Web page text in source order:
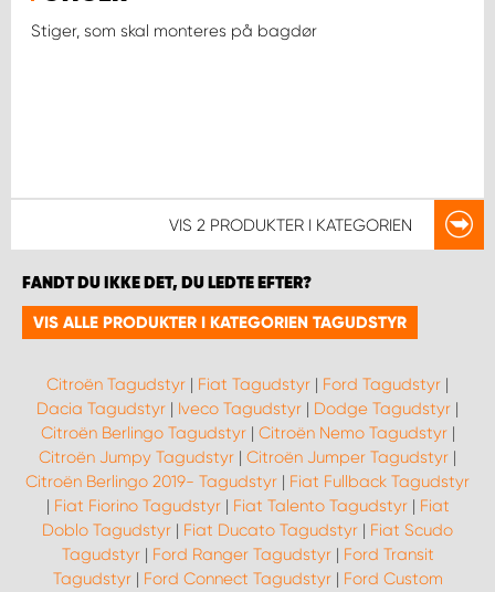
Stiger, som skal monteres på bagdør
VIS 2 PRODUKTER I KATEGORIEN
FANDT DU IKKE DET, DU LEDTE EFTER?
VIS ALLE PRODUKTER I KATEGORIEN TAGUDSTYR
Citroën Tagudstyr | Fiat Tagudstyr | Ford Tagudstyr |
Dacia Tagudstyr | Iveco Tagudstyr | Dodge Tagudstyr |
Citroën Berlingo Tagudstyr| Citroën Nemo Tagudstyr|
Citroën Jumpy Tagudstyr | Citroën Jumper Tagudstyr |
Citroën Berlingo 2019- Tagudstyr | Fiat Fullback Tagudstyr
| Fiat Fiorino Tagudstyr| Fiat Talento Tagudstyr| Fiat
Doblo Tagudstyr | Fiat Ducato Tagudstyr | Fiat Scudo
Tagudstyr| Ford Ranger Tagudstyr| Ford Transit
Tagudstyr| Ford Connect Tagudstyr| Ford Custom